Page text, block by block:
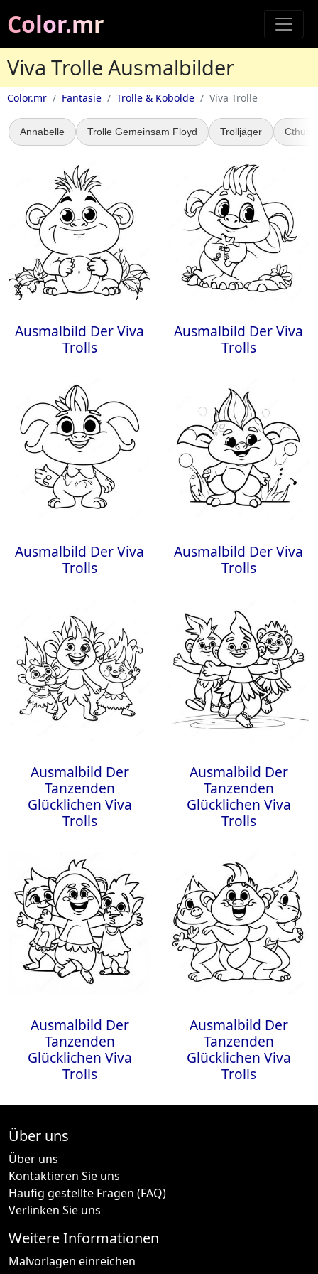
Color.mr
Viva Trolle Ausmalbilder
Color.mr Fantasie Trolle & Kobolde Viva Trolle
Annabelle Trolle Gemeinsam Floyd Trolljäger
Ausmalbild Der Viva
Trolls
Ausmalbild Der Viva
Trolls
Ausmalbild Der Viva
Trolls
Ausmalbild Der Viva
Trolls
Ausmalbild Der
Tanzenden
Glücklichen Viva
Trolls
Ausmalbild Der
Tanzenden
Glücklichen Viva
Trolls
Ausmalbild Der
Tanzenden
Glücklichen Viva
Trolls
Ausmalbild Der
Tanzenden
Glücklichen Viva
Trolls
Über uns
Über uns
Kontaktieren Sie uns
Häufig gestellte Fragen (FAQ)
Verlinken Sie uns
Weitere Informationen
Malvorlagen einreichen